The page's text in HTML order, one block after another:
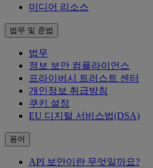
미디어 리소스
법무 및 준법
법무
정보 보안 컴플라이언스
프라이버시 트러스트 센터
개인정보 취급방침
쿠키 설정
EU 디지털 서비스법(DSA)
용어
API 보안이란 무엇일까요?